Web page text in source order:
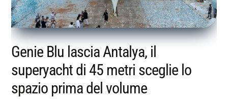
Genie Blu lascia Antalya, il
superyacht di 45 metri sceglie lo
spazio prima del volume